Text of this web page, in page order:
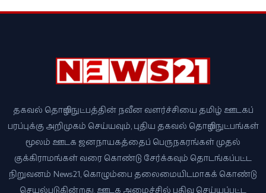
தகவல் தொழில்நுட்பத்தின் நவீன வளர்ச்சியை தமிழ் ஊடகப்
பரப்புக்கு அறிமுகம் செய்யவும், புதிய தகவல் தொழில்நுட்பங்கள்
மூலம் ஊடக ஜனநாயகத்தைப் பெருநகரங்கள் முதல்
குக்கிராமங்கள் வரை கொண்டு சேர்க்கவும் தொடங்கப்பட்ட
நிறுவனம் News21, கொழும்பை தலைமையிடமாகக் கொண்டு
செயல்படுகின்றது. ஊடக அமைச்சில் பதிவு செய்யப்பட்ட